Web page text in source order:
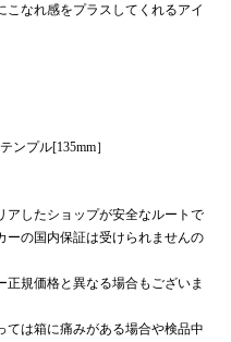
なれ感をプラスしてくれるアイ
ンプル[135mm］
したショップが安全なルートで
ーの国内保証は受けられませんの
規価格と異なる場合もございま
は箱に痛みがある場合や検品中